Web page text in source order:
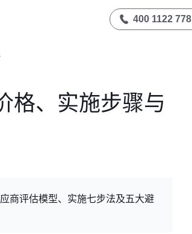
400 1122 778
格、实施步骤与
商评估模型、实施七步法及五大避